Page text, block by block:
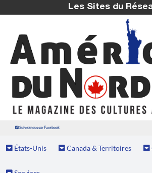
Les Sites du
Suivez nous sur Facebook
États-Unis Canada & Territoires